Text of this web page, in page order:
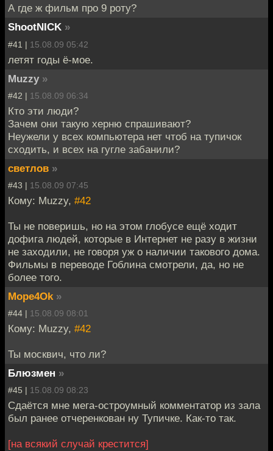
А где ж фильм про 9 роту?
ShootNICK »
#41 | 15.08.09 05:42
летят годы ё-мое.
Muzzy »
#42 | 15.08.09 06:34
Кто эти люди?
Зачем они такую херню спрашивают?
Неужели у всех компьютера нет чтоб на тупичок
сходить, и всех на гугле забанили?
светлов »
#43 | 15.08.09 07:45
Кому: Muzzy, #42
Ты не поверишь, но на этом глобусе ещё ходит
дофига людей, которые в Интернет не разу в жизни
не заходили, не говоря уж о наличии такового дома.
Фильмы в переводе Гоблина смотрели, да, но не
более того.
Mope4Ok »
#44 | 15.08.09 08:01
Кому: Muzzy, #42
Ты москвич, что ли?
Блюзмен »
#45 | 15.08.09 08:23
Сдаётся мне мега-остроумный комментатор из зала
был ранее отчеренкован ну Тупичке. Как-то так.
[на всякий случай крестится]